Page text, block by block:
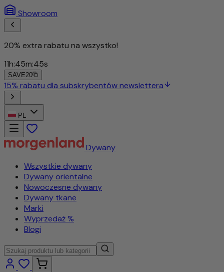
Showroom
20% extra rabatu na wszystko!
11h:45m:43s
SAVE20
15% rabatu dla subskrybentów newslettera
PL
Dywany
Wszystkie dywany
Dywany orientalne
Nowoczesne dywany
Dywany tkane
Marki
Wyprzedaż %
Blogi